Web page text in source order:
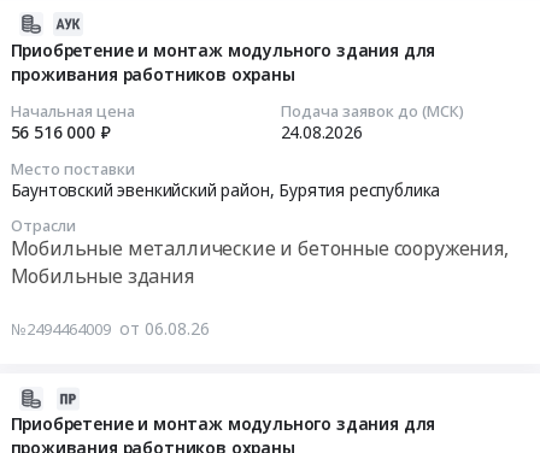
262)
1"
1"
Приобретение и монтаж модульного здания для
проживания работников охраны
Начальная цена
56 516 000 ₽
Подача заявок до (МСК)
24.08.2026
Место поставки
Баунтовский эвенкийский район, Бурятия республика
Отрасли
Мобильные металлические и бетонные сооружения,
Мобильные здания
№2494464009 от 06.08.26
Приобретение и монтаж модульного здания для
проживания работников охраны